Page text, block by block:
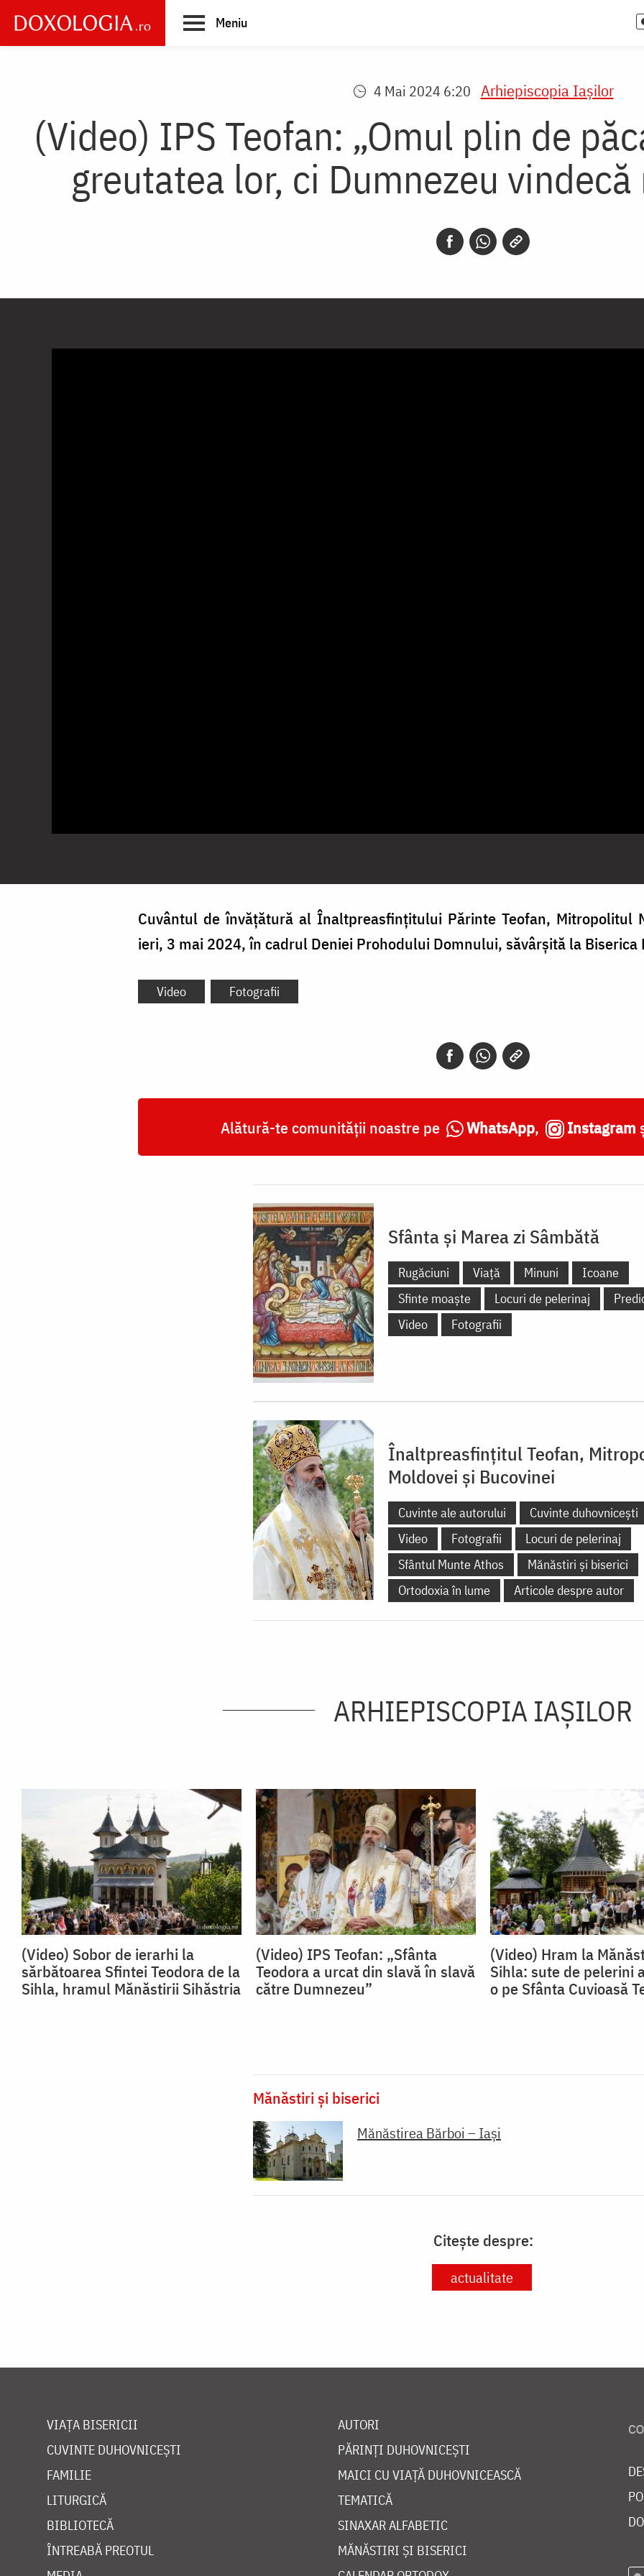
main
Meniu
4 Mai 2024 6:20 Arhiepiscopia Iaşilor
(Video) IPS Teofan: „Omul plin de
greutatea lor, ci Dumnezeu
Cuvântul de învățătură al Înaltpreasfințitului Părinte Teofan, Mitropolitul
ieri, 3 mai 2024, în cadrul Deniei Prohodului Domnului, săvârșită la Biserica
Video Fotografii
Alătură-te comunității noastre pe WhatsApp, Instagram
Sfânta și Marea zi Sâmbătă
Rugăciuni Viață Minuni
Icoane
Sfinte moaște
Locuri de pelerinaj
Video
Fotografii
Înaltpreasfințitul Teofan,
Moldovei și Bucovinei
Cuvinte ale autorului Cuvinte duhovnicești
Video
Fotografii
Locuri de pelerinaj
Sfântul Munte Athos
Mănăstiri și biserici
Ortodoxia în lume
Articole despre autor
ARHIEPISCOPIA IAŞILOR
(Video) Sobor de ierarhi la
sărbătoarea Sfintei Teodora de la
Sihla, hramul Mănăstirii Sihăstria
(Video) IPS Teofan: „Sfânta
Teodora a urcat din slavă în slavă
către Dumnezeu”
(Video) Hram la
Sihla: sute de pelerini
o pe Sfânta Cuvioasă
Mănăstiri și biserici
Mănăstirea Bărboi – Iași
Citește despre:
actualitate
VIAȚA BISERICII
CUVINTE DUHOVNICEȘTI
FAMILIE
LITURGICĂ
BIBLIOTECĂ
ÎNTREABĂ PREOTUL
AUTORI
PĂRINȚI DUHOVNICEȘTI
MAICI CU VIAȚĂ DUHOVNICEASCĂ
TEMATICĂ
SINAXAR ALFABETIC
MĂNĂSTIRI ȘI BISERICI